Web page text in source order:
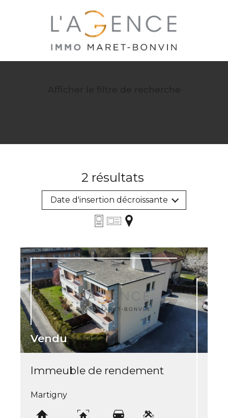
Afficher le filtre de recherche
2 résultats
Date d'insertion décroissante
Vendu
Immeuble de rendement
Martigny